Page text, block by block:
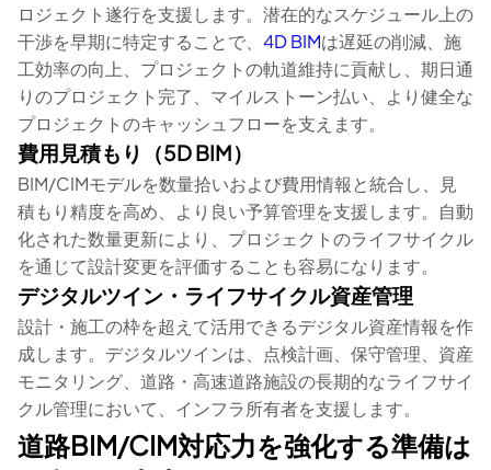
ロジェクト遂行を支援します。潜在的なスケジュール上の
干渉を早期に特定することで、 4D BIMは遅延の削減、施
工効率の向上、プロジェクトの軌道維持に貢献し、期日通
りのプロジェクト完了、マイルストーン払い、より健全な
プロジェクトのキャッシュフローを支えます。
費用見積もり（5D BIM）
BIM/CIMモデルを数量拾いおよび費用情報と統合し、見
積もり精度を高め、より良い予算管理を支援します。自動
化された数量更新により、プロジェクトのライフサイクル
を通じて設計変更を評価することも容易になります。
デジタルツイン・ライフサイクル資産管理
設計・施工の枠を超えて活用できるデジタル資産情報を作
成します。デジタルツインは、点検計画、保守管理、資産
モニタリング、道路・高速道路施設の長期的なライフサイ
クル管理において、インフラ所有者を支援します。
道路BIM/CIM対応力を強化する準備は